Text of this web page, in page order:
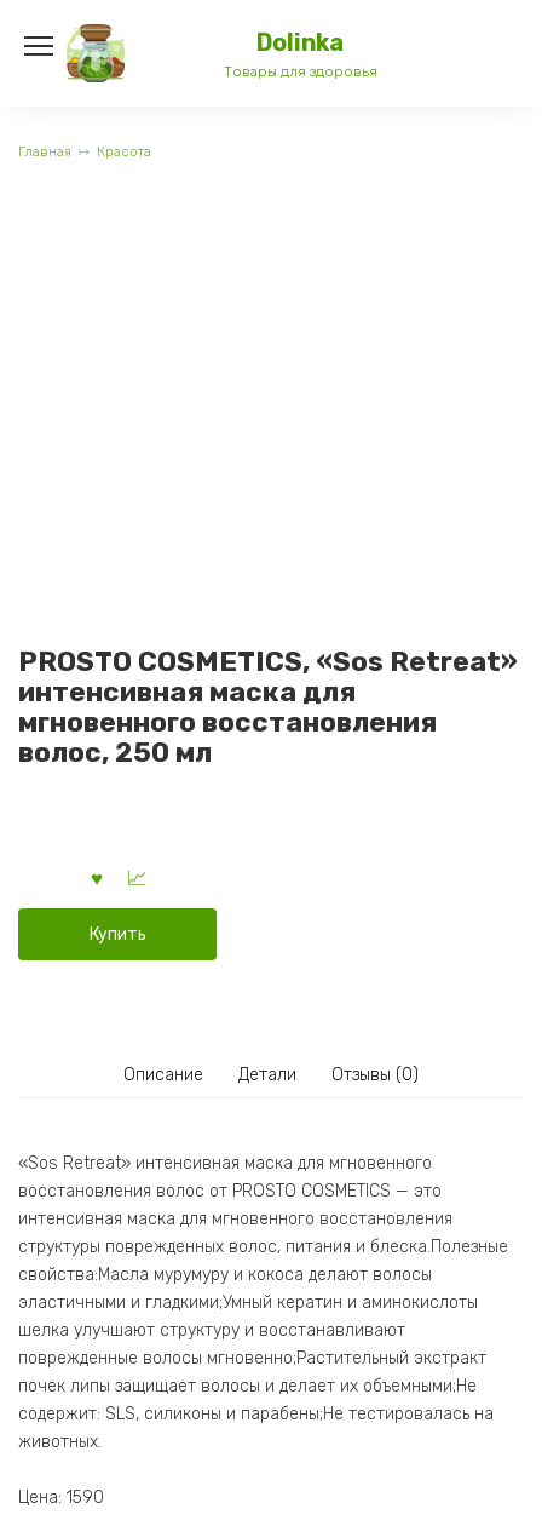
содержанию
Dolinka
Товары для здоровья
Главная Красота
PROSTO COSMETICS, «Sos Retreat»
интенсивная маска для
мгновенного восстановления
волос, 250 мл
Купить
Описание Детали Отзывы (0)
«Sos Retreat» интенсивная маска для мгновенного
восстановления волос от PROSTO COSMETICS — это
интенсивная маска для мгновенного восстановления
структуры поврежденных волос, питания и блеска.Полезные
свойства:Масла мурумуру и кокоса делают волосы
эластичными и гладкими;Умный кератин и аминокислоты
шелка улучшают структуру и восстанавливают
поврежденные волосы мгновенно;Растительный экстракт
почек липы защищает волосы и делает их объемными;Не
содержит: SLS, силиконы и парабены;Не тестировалась на
животных.
Цена: 1590